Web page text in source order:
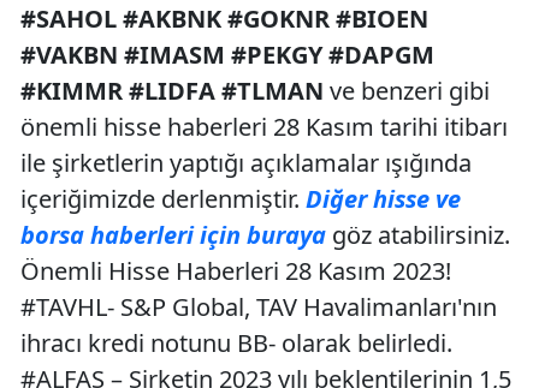
#SAHOL #AKBNK #GOKNR #BIOEN
#VAKBN #IMASM #PEKGY #DAPGM
#KIMMR #LIDFA #TLMAN ve benzeri gibi
önemli hisse haberleri 28 Kasım tarihi itibarı
ile şirketlerin yaptığı açıklamalar ışığında
içeriğimizde derlenmiştir. Diğer hisse ve
borsa haberleri için buraya göz atabilirsiniz.
Önemli Hisse Haberleri 28 Kasım 2023!
#TAVHL- S&P Global, TAV Havalimanları'nın
ihracı kredi notunu BB- olarak belirledi.
#ALFAS – Şirketin 2023 yılı beklentilerinin 1,5